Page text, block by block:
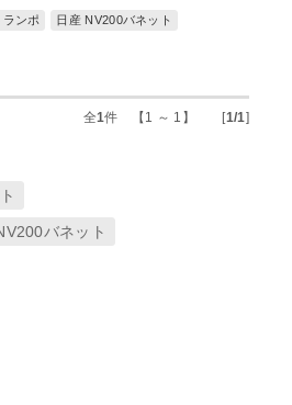
ンポ
日産 NV200バネット
全1件 【1 ～ 1】 [1/1]
バネット